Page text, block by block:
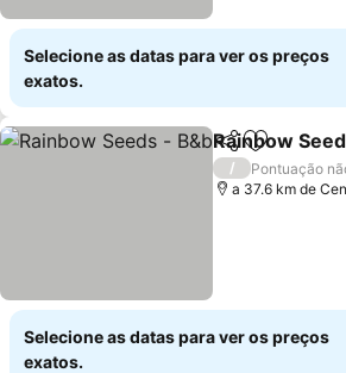
Selecione as datas para ver os preços
exatos.
PartilharAdicionar
Rainbow
/
Pontuação
a 37.6 km de
Selecione as datas para ver os preços
exatos.